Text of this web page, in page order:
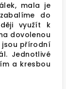
mala je
do
využít k
dovolenou
jsou přírodní
Jednotlivé
a kresbou